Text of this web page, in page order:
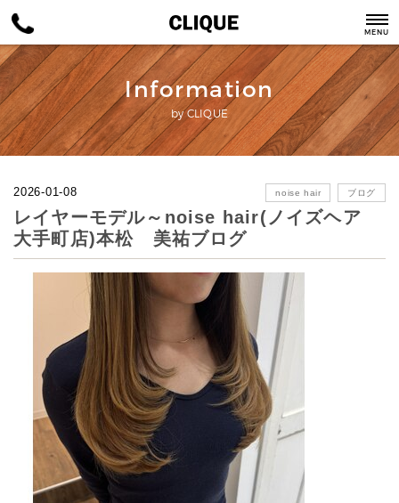
MENU
Information
by CLIQUE
2026-01-08 noise hair ブログ
レイヤーモデル～noise hair(ノイズヘア
大手町店)本松 美祐ブログ